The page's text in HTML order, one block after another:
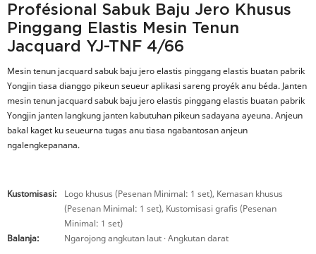
Profésional Sabuk Baju Jero Khusus
Pinggang Elastis Mesin Tenun
Jacquard YJ-TNF 4/66
Mesin tenun jacquard sabuk baju jero elastis pinggang elastis buatan pabrik
Yongjin tiasa dianggo pikeun seueur aplikasi sareng proyék anu béda. Janten
mesin tenun jacquard sabuk baju jero elastis pinggang elastis buatan pabrik
Yongjin janten langkung janten kabutuhan pikeun sadayana ayeuna. Anjeun
bakal kaget ku seueurna tugas anu tiasa ngabantosan anjeun
ngalengkepanana.
Kustomisasi:
Logo khusus (Pesenan Minimal: 1 set), Kemasan khusus
(Pesenan Minimal: 1 set), Kustomisasi grafis (Pesenan
Minimal: 1 set)
Balanja:
Ngarojong angkutan laut · Angkutan darat